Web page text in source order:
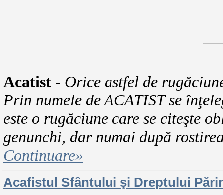
Acatist - Orice astfel de
Prin numele de ACATIST se
este o rugăciune care se citeşte
genunchi, dar numai după
Continuare»
Acafistul Sfântului şi Dreptului